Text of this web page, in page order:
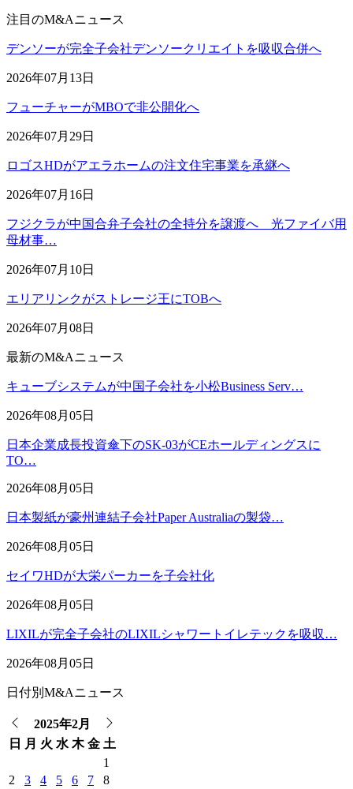
注目のM&Aニュース
デンソーが完全子会社デンソークリエイトを吸収合併へ
2026年07月13日
フューチャーがMBOで非公開化へ
2026年07月29日
ロゴスHDがアエラホームの注文住宅事業を承継へ
2026年07月16日
フジクラが中国合弁子会社の全持分を譲渡へ 光ファイバ用
母材事…
2026年07月10日
エリアリンクがストレージ王にTOBへ
2026年07月08日
最新のM&Aニュース
キューブシステムが中国子会社を小松Business Serv…
2026年08月05日
日本企業成長投資傘下のSK-03がCEホールディングスに
TO…
2026年08月05日
日本製紙が豪州連結子会社Paper Australiaの製袋…
2026年08月05日
セイワHDが大栄パーカーを子会社化
2026年08月05日
LIXILが完全子会社のLIXILシャワートイレテックを吸収…
2026年08月05日
日付別M&Aニュース
2025年2月
日
月 火 水 木 金 土
1
2
3 4 5 6 7
8